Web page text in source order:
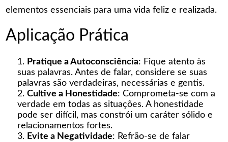
elementos essenciais para uma vida feliz e realizada.
Aplicação Prática
Pratique a Autoconsciência: Fique atento às
suas palavras. Antes de falar, considere se suas
palavras são verdadeiras, necessárias e gentis.
Cultive a Honestidade: Comprometa-se com a
verdade em todas as situações. A honestidade
pode ser difícil, mas constrói um caráter sólido e
relacionamentos fortes.
Evite a Negatividade: Refrão-se de falar